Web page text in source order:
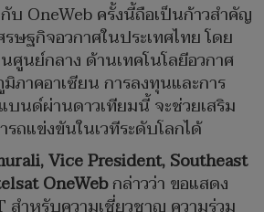
บ OneWeb ครั้งนี้ถือเป็นก้าวสำคัญ
รษฐกิจอวกาศในประเทศไทย โดย
ศูนย์กลาง ด้านเทคโนโลยีอวกาศ
ภาคอาเซียน การลงทุนและการ
นด์ผ่านดาวเทียมนี้ จะช่วยเสริม
ถแข่งขันในเวทีระดับโลกได้
Vice President, Southeast
OneWebกล่าวว่า ขอแสดง